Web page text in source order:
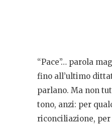
“Pace”… parola
fino all’ultimo
parlano. Ma non
tono, anzi: per
riconciliazione,